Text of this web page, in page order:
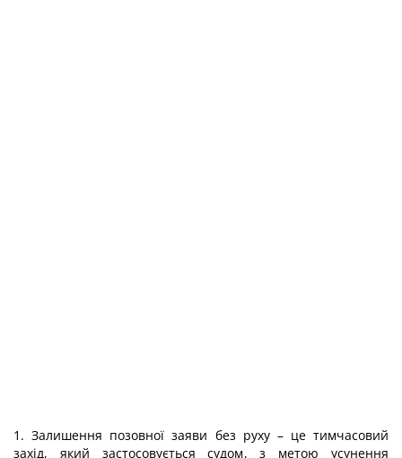
1. Залишення позовної заяви без руху – це тимчасовий
захід, який застосовується судом, з метою усунення